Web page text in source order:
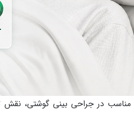
در جراحی بینی گوشتی، نقش